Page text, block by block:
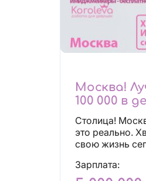
Москва!
100 000 в
Столица!
это реально.
Зарплата: